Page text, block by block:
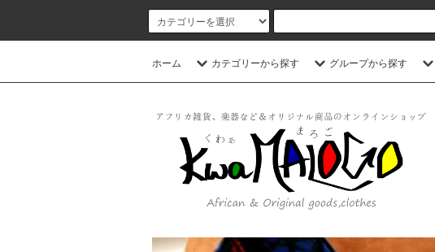
ホーム カテゴリーから探す グループから探す